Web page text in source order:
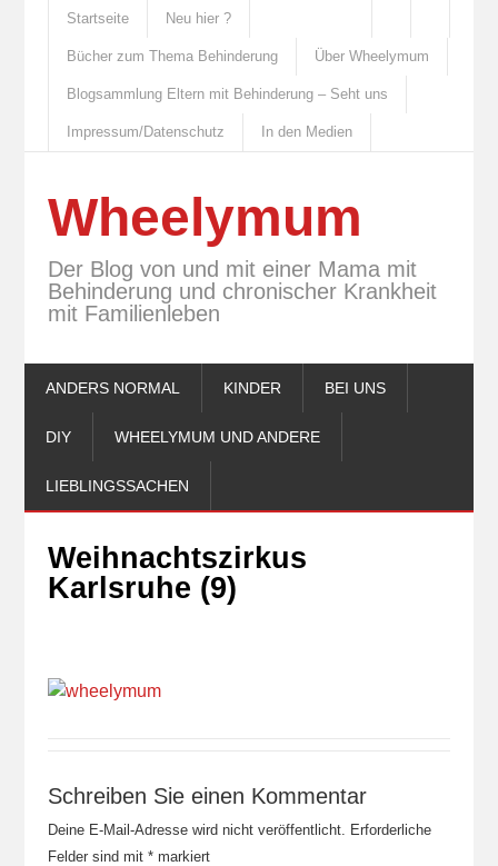
Startseite Neu hier ?
Bücher zum Thema Behinderung Über Wheelymum
Blogsammlung Eltern mit Behinderung – Seht uns
Impressum/Datenschutz In den Medien
Wheelymum
Der Blog von und mit einer Mama mit
Behinderung und chronischer Krankheit
mit Familienleben
ANDERS NORMAL KINDER BEI UNS
DIY WHEELYMUM UND ANDERE
LIEBLINGSSACHEN
Weihnachtszirkus
Karlsruhe (9)
Schreiben Sie einen Kommentar
Deine E-Mail-Adresse wird nicht veröffentlicht. Erforderliche
Felder sind mit *markiert